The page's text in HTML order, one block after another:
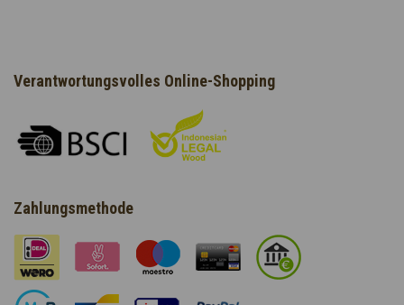
Verantwortungsvolles Online-Shopping
Zahlungsmethode